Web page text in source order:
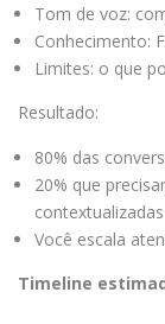
Tom de voz:
Conhecimento:
Limites: o que
Resultado:
80% das
20% que
contextualizadas
Você escala
Timeline